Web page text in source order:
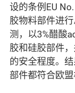
设的条例EU
胶物料部件进
测，以3%醋酸
胶和硅胶部件
的安全程度。
部件都符合欧